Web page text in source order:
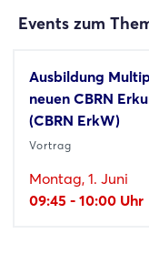
Events zum
Ausbildung
neuen CBRN
(CBRN ErkW)
Vortrag
Montag, 1. Juni
09:45 - 10:00 Uhr